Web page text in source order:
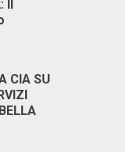
Il
CIA SU